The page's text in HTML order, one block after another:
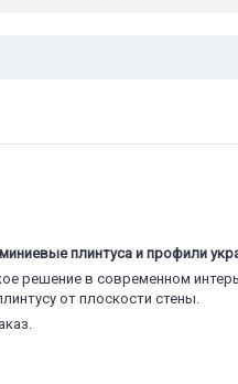
плинтуса и профили
решение в современном
от плоскости стены.